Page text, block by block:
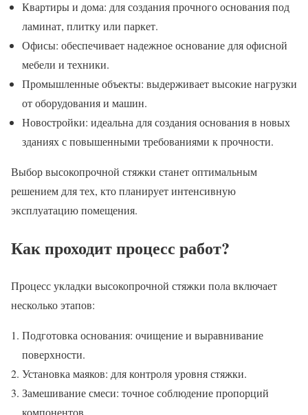
Квартиры и дома: для создания прочного основания под
ламинат, плитку или паркет.
Офисы: обеспечивает надежное основание для офисной
мебели и техники.
Промышленные объекты: выдерживает высокие нагрузки
от оборудования и машин.
Новостройки: идеальна для создания основания в новых
зданиях с повышенными требованиями к прочности.
Выбор высокопрочной стяжки станет оптимальным
решением для тех, кто планирует интенсивную
эксплуатацию помещения.
Как проходит процесс работ?
Процесс укладки высокопрочной стяжки пола включает
несколько этапов:
Подготовка основания: очищение и выравнивание
поверхности.
Установка маяков: для контроля уровня стяжки.
Замешивание смеси: точное соблюдение пропорций
компонентов.